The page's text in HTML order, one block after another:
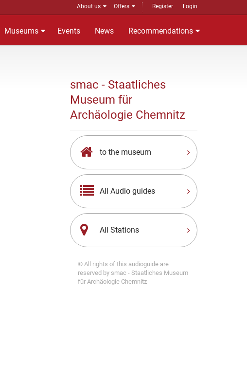
About us Offers Register Login
Museums Events News Recommendations
smac - Staatliches
Museum für
Archäologie Chemnitz
to the museum
All Audio guides
All Stations
© All rights of this audioguide are
reserved by smac - Staatliches Museum
für Archäologie Chemnitz